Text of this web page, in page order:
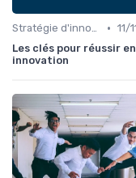
Stratégie d'innovation • 11/
Les clés pour réussir en
innovation